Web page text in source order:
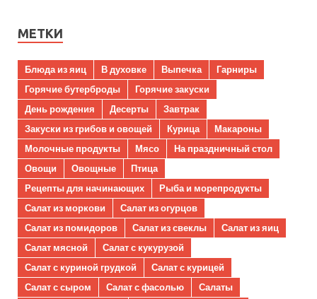
МЕТКИ
Блюда из яиц В духовке Выпечка
Гарниры
Горячие бутерброды
Горячие закуски
День рождения
Десерты
Завтрак
Закуски из грибов и овощей
Курица
Макароны
Молочные продукты
Мясо
На праздничный стол
Овощи
Овощные
Птица
Рецепты для начинающих
Рыба и морепродукты
Салат из моркови
Салат из огурцов
Салат из помидоров
Салат из свеклы
Салат из яиц
Салат мясной
Салат с кукурузой
Салат с куриной грудкой
Салат с курицей
Салат с сыром
Салат с фасолью
Салаты